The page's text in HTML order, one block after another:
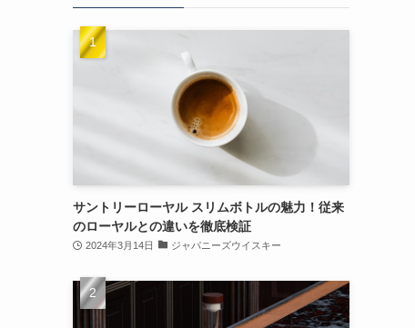
サントリーローヤル スリムボトルの魅力！従来
のローヤルとの違いを徹底検証
2024年3月14日 ジャパニーズウイスキー